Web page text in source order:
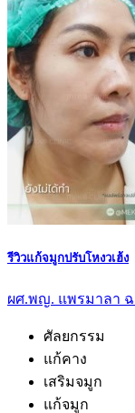
รีวิวแก้จมูกปรับโหงวเฮ้ง
ผศ.พญ. แพรมาลา ฉ
ศัลยกรรม
แก้คาง
เสริมจมูก
แก้จมูก